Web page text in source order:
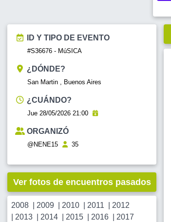
ID Y TIPO DE EVENTO
#S36676 - MúSICA
¿DÓNDE?
San Martin , Buenos Aires
¿CUÁNDO?
Jue 28/05/2026 21:00
ORGANIZÓ
@NENE15 35
Ver fotos de encuentros pasados
2008 2009 2010 2011
2012
2013 2014 2015 2016
2017